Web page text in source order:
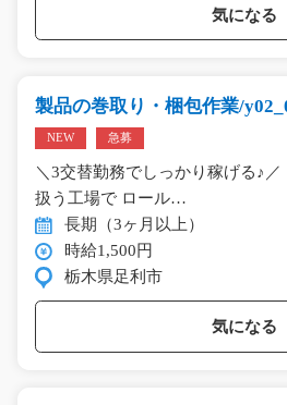
気になる
製品の巻取り・梱包作業/
NEW 急募
＼3交替勤務でしっかり稼げる♪
扱う工場で ロール…
長期（3ヶ月以上）
時給1,500円
栃木県足利市
気になる